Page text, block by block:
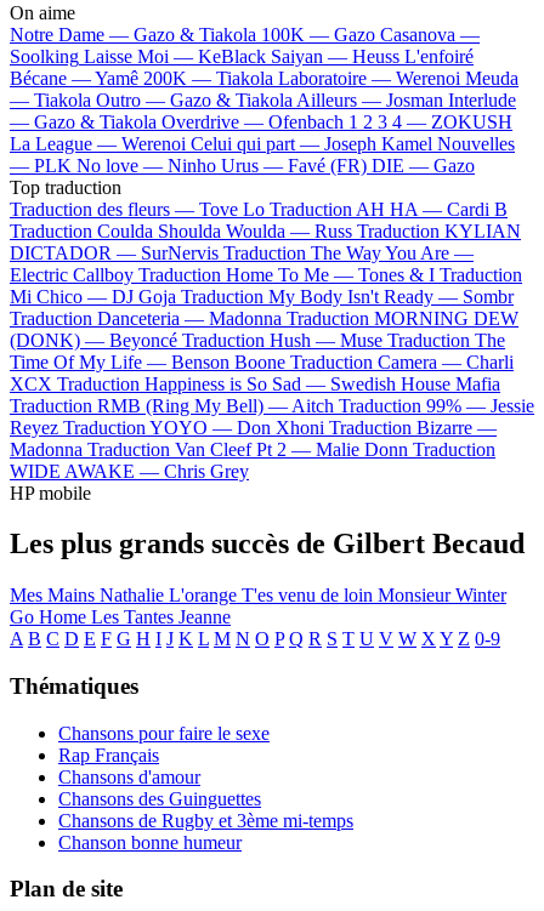
On aime
Notre Dame — Gazo & Tiakola 100K — Gazo Casanova —
Soolking Laisse Moi — KeBlack Saiyan — Heuss L'enfoiré
Bécane —Yamê 200K — Tiakola Laboratoire — Werenoi Meuda
— Tiakola Outro — Gazo & Tiakola Ailleurs — Josman Interlude
— Gazo & Tiakola Overdrive — Ofenbach 1 2 3 4 — ZOKUSH
La League — Werenoi Celui qui part — Joseph Kamel Nouvelles
— PLK No love — Ninho Urus — Favé (FR) DIE — Gazo
Top traduction
Traduction des fleurs — Tove Lo Traduction AH HA — Cardi B
Traduction Coulda Shoulda Woulda — Russ Traduction KYLIAN
DICTADOR — SurNervis Traduction The Way You Are —
Electric Callboy Traduction Home To Me — Tones & I Traduction
Mi Chico — DJ Goja Traduction My Body Isn't Ready — Sombr
Traduction Danceteria — Madonna Traduction MORNING DEW
(DONK) — Beyoncé Traduction Hush — Muse Traduction The
Time Of My Life — Benson Boone Traduction Camera — Charli
XCX Traduction Happiness is So Sad — Swedish House Mafia
Traduction RMB (Ring My Bell) — Aitch Traduction 99% — Jessie
Reyez Traduction YOYO — Don Xhoni Traduction Bizarre —
Madonna Traduction Van Cleef Pt 2 — Malie Donn Traduction
WIDE AWAKE — Chris Grey
HP mobile
Les plus grands succès de Gilbert Becaud
Mes Mains Nathalie L'orange T'es venu de loin Monsieur Winter
Go Home Les Tantes Jeanne
A B C D E F G H I J K L M N O P Q R S T U V W X Y Z 0-9
Thématiques
Chansons pour faire le sexe
Rap Français
Chansons d'amour
Chansons des Guinguettes
Chansons de Rugby et 3ème mi-temps
Chanson bonne humeur
Plan de site